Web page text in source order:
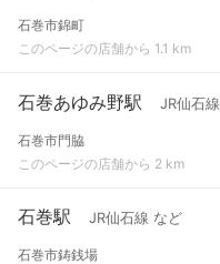
石巻市錦町
このページの店舗から 1.1 km
石巻あゆみ野駅 JR仙石線
石巻市門脇
このページの店舗から 2 km
石巻駅 JR仙石線 など
石巻市鋳銭場